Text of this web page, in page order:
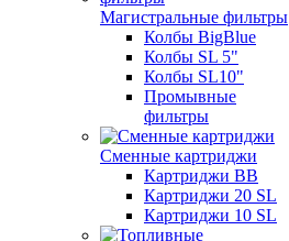
Магистральные фильтры
Колбы BigBlue
Колбы SL 5"
Колбы SL10"
Промывные
фильтры
Сменные картриджи
Картриджи BB
Картриджи 20 SL
Картриджи 10 SL